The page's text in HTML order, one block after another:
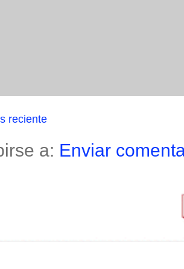
reciente
a: Enviar